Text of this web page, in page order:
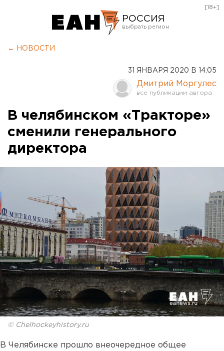
РОССИЯ
Оренбург
[18+]
← НОВОСТИ
31 ЯНВАРЯ 2020 В 14:05
Дмитрий Моргулес
В челябинском «Тракторе»
сменили генерального
директора
© Chelhockeyhistory.ru
В Челябинске прошло внеочередное общее